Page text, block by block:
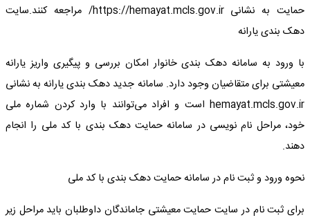
حمایت به نشانی https://hemayat.mcls.gov.ir/ مراجعه کنند.سایت
دهک بندی یارانه
با ورود به سامانه دهک بندی خانوار امکان بررسی و پیگیری واریز یارانه
معیشتی برای متقاضیان وجود دارد. سامانه جدید دهک بندی یارانه به نشانی
hemayat.mcls.gov.ir است و افراد می‌توانند با وارد کردن شماره ملی
خود، مراحل نام نویسی در سامانه حمایت دهک بندی با کد ملی را انجام
دهند.
نحوه ورود و ثبت نام در سامانه حمایت دهک بندی با کد ملی
برای ثبت نام در سایت حمایت معیشتی جاماندگان داوطلبان باید مراحل زیر